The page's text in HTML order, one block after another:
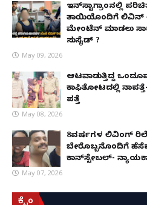
ಇನ್​ಸ್ಟಾಗ್ರಾಂನಲ್ಲಿ
ತಾಯಿಯೊಂದಿಗೆ ಲಿವಿನ್
ಮೇಂಟೆನ್ ಮಾಡಲು
ಸುಸೈಡ್ ?
May 09, 2026
ಆಟವಾಡುತ್ತಿದ್ದ
ಕಾಫಿತೋಟದಲ್ಲಿ
ಪತ್ತೆ
May 08, 2026
8ವರ್ಷಗಳ ಲಿವಿಂಗ್‌
ಬೇರೊಬ್ಬನೊಂದಿಗೆ
ಕಾನ್‌ಸ್ಟೇಬಲ್-
May 07, 2026
ಕ್ರೈಂ